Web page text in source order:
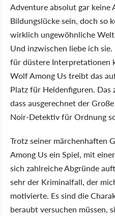
Adventure absolut gar keine
Bildungslücke sein, doch so
wirklich ungewöhnliche
Und inzwischen liebe ich
für düstere Interpretationen
Wolf Among Us treibt das
Platz für Heldenfiguren. Das
dass ausgerechnet der
Noir-Detektiv für Ordnung
Trotz seiner märchenhaften
Among Us ein Spiel, mit
sich zahlreiche Abgründe
sehr der Kriminalfall, der
motivierte. Es sind die
beraubt versuchen müssen,